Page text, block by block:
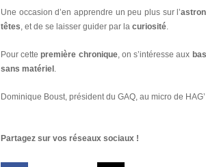
Une occasion d’en apprendre un peu plus sur l’
têtes, et de se laisser guider par la curiosité.
Pour cettepremière chronique, on s’intéresse aux
sans matériel .
Dominique Boust, président du GAQ, au micro de
Partagez sur vos réseaux sociaux !